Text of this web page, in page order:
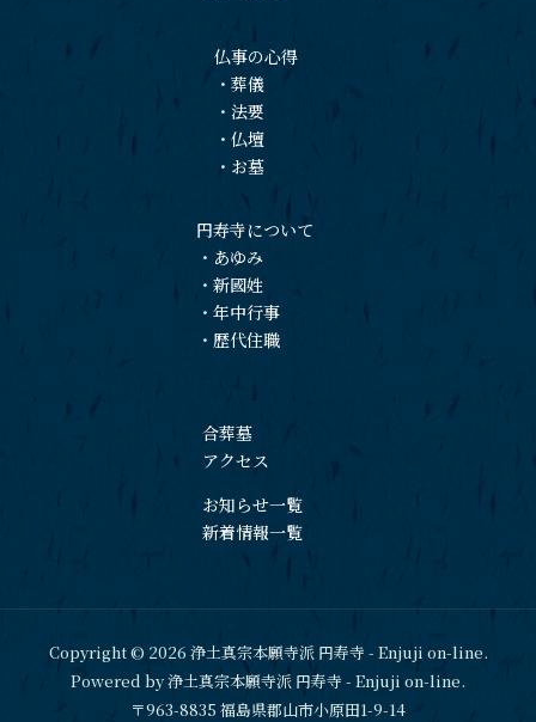
仏事の心得
・葬儀
・法要
・仏壇
・ お墓
円寿寺について
・ あゆみ
・新國姓
・年中行事
・ 歴代住職
合葬墓
アクセス
お知らせ一覧
新着情報一覧
Copyright © 2026 浄土真宗本願寺派 円寿寺 - Enjuji on-line.
Powered by 浄土真宗本願寺派 円寿寺 - Enjuji on-line.
〒963-8835 福島県郡山市小原田1-9-14